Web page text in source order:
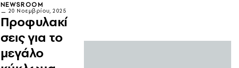
NEWSROOM
20 Νοεμβρίου, 2025
Προφυλακί
σεις για το
μεγάλο